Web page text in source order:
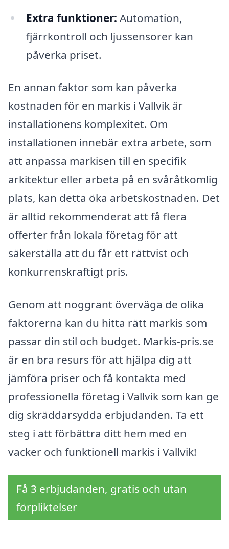
Extra funktioner: Automation,
fjärrkontroll och ljussensorer kan
påverka priset.
En annan faktor som kan påverka
kostnaden för en markis i Vallvik är
installationens komplexitet. Om
installationen innebär extra arbete, som
att anpassa markisen till en specifik
arkitektur eller arbeta på en svåråtkomlig
plats, kan detta öka arbetskostnaden. Det
är alltid rekommenderat att få flera
offerter från lokala företag för att
säkerställa att du får ett rättvist och
konkurrenskraftigt pris.
Genom att noggrant överväga de olika
faktorerna kan du hitta rätt markis som
passar din stil och budget. Markis-pris.se
är en bra resurs för att hjälpa dig att
jämföra priser och få kontakta med
professionella företag i Vallvik som kan ge
dig skräddarsydda erbjudanden. Ta ett
steg i att förbättra ditt hem med en
vacker och funktionell markis i Vallvik!
Få 3 erbjudanden, gratis och utan
förpliktelser